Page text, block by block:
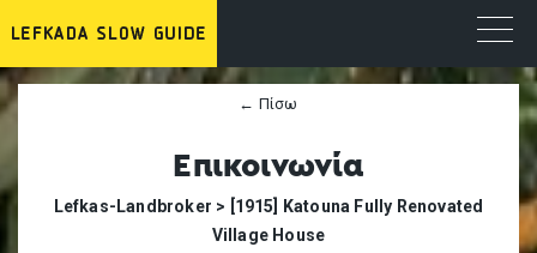
← Πίσω
Επικοινωνία
Lefkas-Landbroker >
[1915] Katouna Fully Renovated
Village House